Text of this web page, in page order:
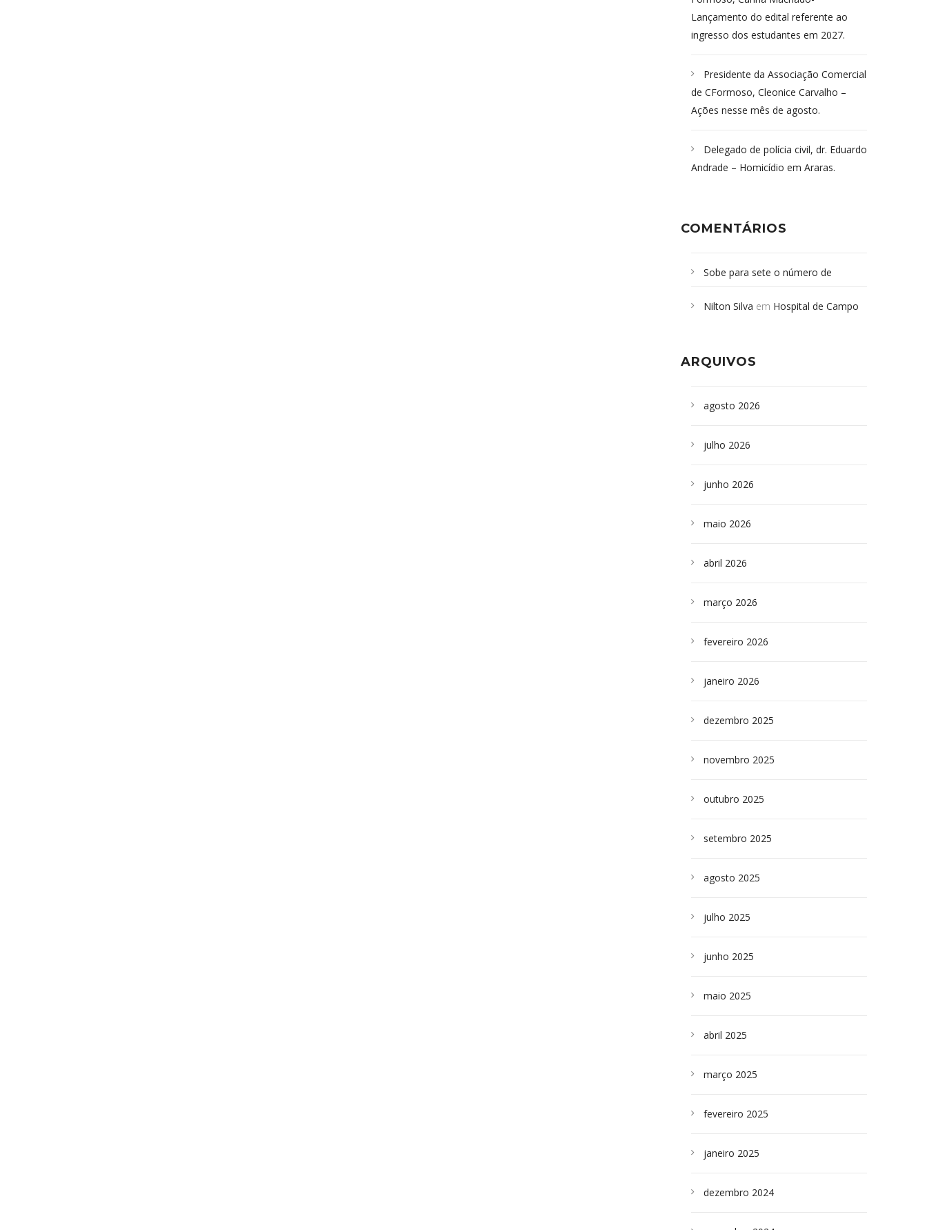
Lançamento do edital referente ao
ingresso dos estudantes em 2027.
Presidente da Associação Comercial
de CFormoso, Cleonice Carvalho –
Ações nesse mês de agosto.
Delegado de polícia civil, dr. Eduardo
Andrade – Homicídio em Araras.
COMENTÁRIOS
Sobe para sete o número de
desabamento em São Paulo - Revista
sepultados em SP
Nilton Silva em Hospital de Campo
ARQUIVOS
agosto 2026
julho 2026
junho 2026
maio 2026
abril 2026
março 2026
fevereiro 2026
janeiro 2026
dezembro 2025
novembro 2025
outubro 2025
setembro 2025
agosto 2025
julho 2025
junho 2025
maio 2025
abril 2025
março 2025
fevereiro 2025
janeiro 2025
dezembro 2024